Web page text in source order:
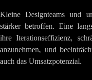
Kleine Designteams und
stärker betroffen. Eine
ihre Iterationseffizienz,
anzunehmen, und
auch das Umsatzpotenzial.